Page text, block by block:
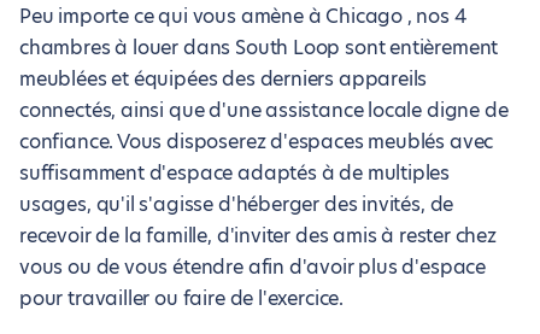
Peu importe ce qui vous amène à Chicago , nos 4
chambres à louer dans South Loop sont entièrement
meublées et équipées des derniers appareils
connectés, ainsi que d'une assistance locale digne de
confiance. Vous disposerez d'espaces meublés avec
suffisamment d'espace adaptés à de multiples
usages, qu'il s'agisse d'héberger des invités, de
recevoir de la famille, d'inviter des amis à rester chez
vous ou de vous étendre afin d'avoir plus d'espace
pour travailler ou faire de l'exercice.